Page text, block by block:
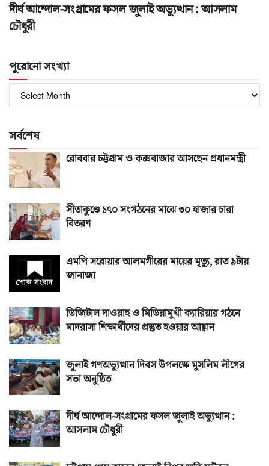
দীর্ঘ আন্দোল-সংগ্রামের ফসল জুলাই অভ্যুত্থান : আসলাম
চৌধুরী
পুরোনো সংখ্যা
সংখ্যা
সর্বশেষ
রোববার চট্টগ্রাম ও কক্সবাজার আসছেন প্রধানমন্ত্রী
সীতাকুণ্ডে ১৭০ সংগঠনের মাঝে ৩০ হাজার চারা
বিতরণ
এমপি সরোয়ার আলমগীরের মায়ের মৃত্যু, রাত ৯টায়
জানাজা
ডিজিটাল দাওয়াহ ও মিডিয়ামুখী ক্যারিয়ার গঠনে
মাদরাসা শিক্ষার্থীদের প্রস্তুত হওয়ার আহ্বান
জুলাই গণঅভ্যুত্থান দিবস উপলক্ষে মুসলিম লীগের
সভা অনুষ্ঠিত
দীর্ঘ আন্দোল-সংগ্রামের ফসল জুলাই অভ্যুত্থান :
আসলাম চৌধুরী